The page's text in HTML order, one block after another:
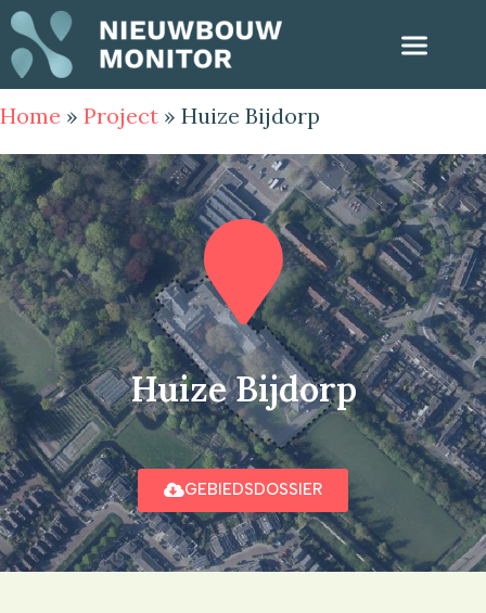
Home » Project » Huize Bijdorp
Huize Bijdorp
GEBIEDSDOSSIER